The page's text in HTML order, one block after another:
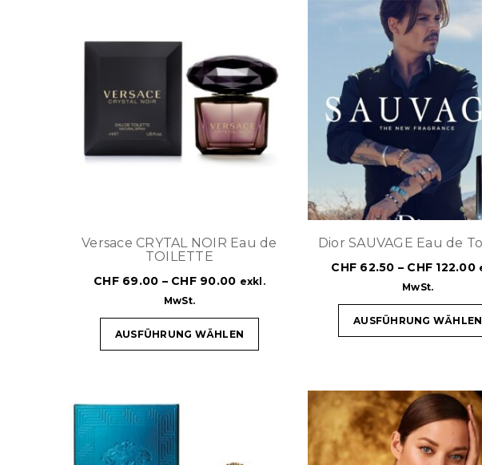
Versace CRYTAL NOIR Eau de
TOILETTE
CHF69.00 – CHF90.00 exkl.
MwSt.
AUSFÜHRUNG WÄHLEN
Dior SAUVAGE Eau de
CHF 62.50 – CHF 122.00
MwSt.
AUSFÜHRUNG WÄHLEN